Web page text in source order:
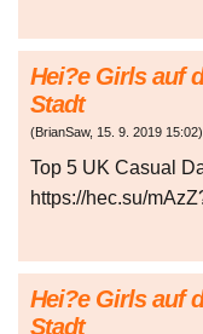
Hei?e Girls auf
Stadt
(BrianSaw, 15. 9. 2019 15:02)
Top 5 UK Casual
https://hec.su/
Hei?e Girls auf
Stadt